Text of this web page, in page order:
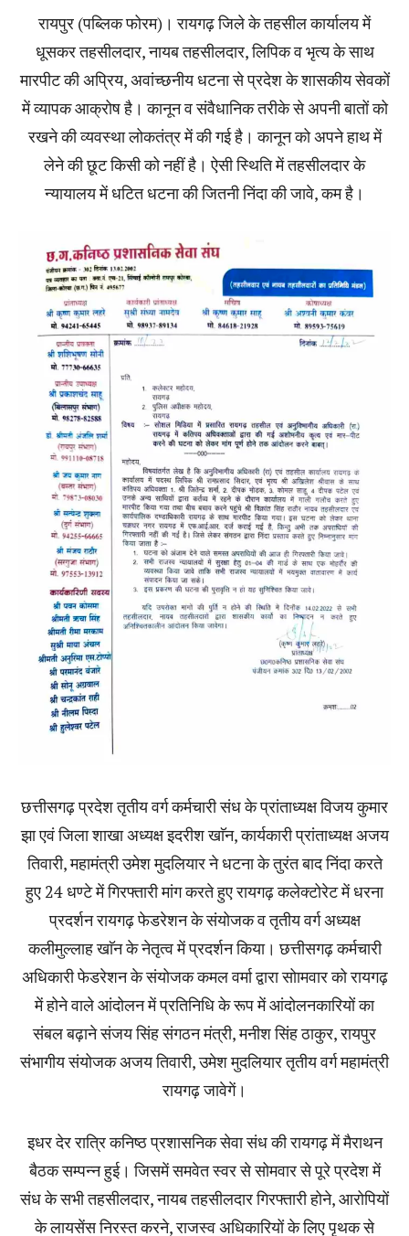
रायपुर (पब्लिक फोरम)। रायगढ़ जिले के तहसील कार्यालय में
धूसकर तहसीलदार, नायब तहसीलदार, लिपिक व भृत्य के साथ
मारपीट की अप्रिय, अवांच्छनीय धटना से प्रदेश के शासकीय सेवकों
में व्यापक आक्रोष है। कानून व संवैधानिक तरीके से अपनी बातों को
रखने की व्यवस्था लोकतंत्र में की गई है। कानून को अपने हाथ में
लेने की छूट किसी को नहीं है। ऐसी स्थिति में तहसीलदार के
न्यायालय में धटित धटना की जितनी निंदा की जावे, कम है।
छत्तीसगढ़ प्रदेश तृतीय वर्ग कर्मचारी संध के प्रांताध्यक्ष विजय कुमार
झा एवं जिला शाखा अध्यक्ष इदरीश खाॅन, कार्यकारी प्रांताध्यक्ष अजय
तिवारी, महामंत्री उमेश मुदलियार ने धटना के तुरंत बाद निंदा करते
हुए 24 धण्टे में गिरफ्तारी मांग करते हुए रायगढ़ कलेक्टोरेट में धरना
प्रदर्शन रायगढ़ फेडरेशन के संयोजक व तृतीय वर्ग अध्यक्ष
कलीमुल्लाह खाॅन के नेतृत्व में प्रदर्शन किया। छत्तीसगढ़ कर्मचारी
अधिकारी फेडरेशन के संयोजक कमल वर्मा द्वारा सोामवार को रायगढ़
में होने वाले आंदोलन में प्रतिनिधि के रूप में आंदोलनकारियों का
संबल बढ़ाने संजय सिंह संगठन मंत्री, मनीश सिंह ठाकुर, रायपुर
संभागीय संयोजक अजय तिवारी, उमेश मुदलियार तृतीय वर्ग महामंत्री
रायगढ़ जावेगें।
इधर देर रात्रि कनिष्ठ प्रशासनिक सेवा संध की रायगढ़ में मैराथन
बैठक सम्पन्न हुई। जिसमें समवेत स्वर से सोमवार से पूरे प्रदेश में
संध के सभी तहसीलदार, नायब तहसीलदार गिरफ्तारी होने, आरोपियों
के लायसेंस निरस्त करने, राजस्व अधिकारियों के लिए पृथक से